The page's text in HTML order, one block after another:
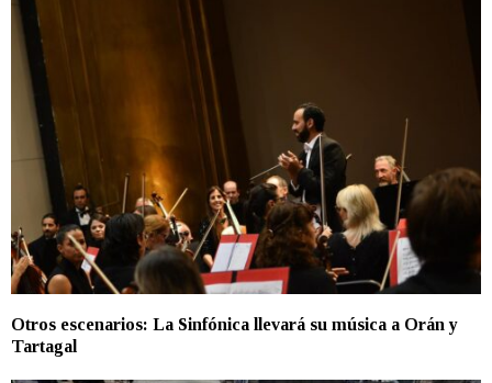
Otros escenarios: La Sinfónica llevará su música a Orán y
Tartagal